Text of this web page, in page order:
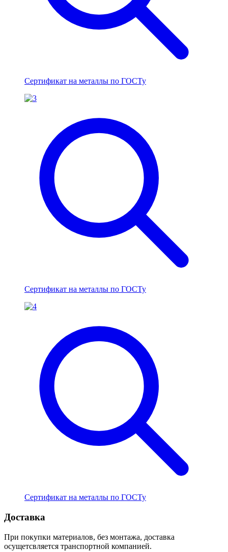
Сертификат на металлы по ГОСТу
Сертификат на металлы по ГОСТу
Сертификат на металлы по ГОСТу
Доставка
При покупки материалов, без монтажа, доставка
осущетсвляется транспортной компанией.